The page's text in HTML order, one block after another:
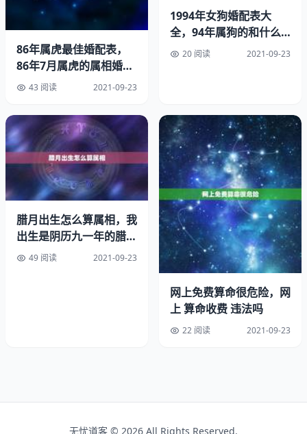
地位。他们会对自己的想法和行动坚定不移，通常依赖自己
的力量去达成目标。他们喜欢冒险和尝试新事物，常常寻求
和挑战。这种勇敢和冒险精神使得他们在工作或个人生活中
充满活力和魅力。
总的来说，白羊座上升双子座的人是一个充满活力和创造力
性。同时，他们也是自信、独立和坚定的人，喜欢用自己的
力量去实现目标。他们通常会吸引许多人的注意，因为他们
的灵活适应和社交技巧使得他们无论在什么情况下都能地与
人交往。总之，白羊座上升双子座的人是一个既有趣又有魅
力的人，不管你是和他们共事还是生活在一起，都会让你感
到愉快和充满活力。
根据星座学的说法，3月21日出生的人如果出生时正处于白
羊座上升的位置，则其上升星座为白羊座。这意味着他们可
能具备白羊座所拥有的积极、勇敢、冒险、自信等个性特
征，并且表现出热情、富有朝气、善于和创新的能力。然
座、行星位相等多个综合因素来分析。
86年属虎最佳婚配表，
86年7月属虎的属相婚配
表示43 阅读 2021-09-23
1994年女狗婚配表大
全，94年属狗的和什么
属相最配
20 阅读 2021-09-23
腊月出生怎么算属相，我
出生是阴历九一年的腊月
十一，阳历是九二年的一
49 阅读 2021-09-23
网上免费算命很危险，网
上 算命收费 违法吗
22 阅读 2021-09-23
无忧道客 © 2026 All Rights Reserved.